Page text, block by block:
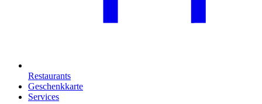
Restaurants
Geschenkkarte
Services